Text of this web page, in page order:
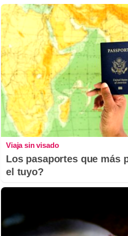
Viaja sin visado
Los pasaportes que más
el tuyo?